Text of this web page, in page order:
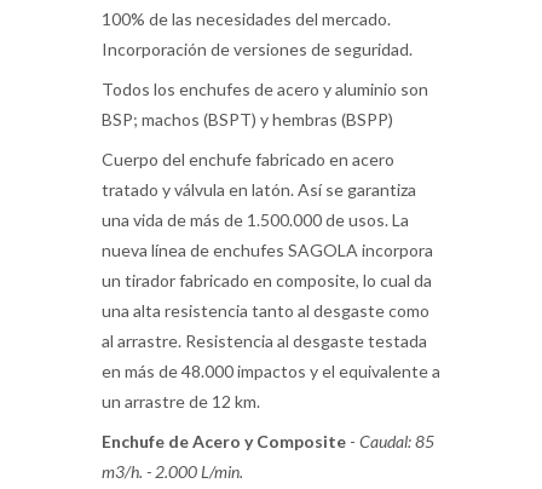
100% de las necesidades del mercado.
Incorporación de versiones de seguridad.
Todos los enchufes de acero y aluminio son
BSP; machos (BSPT) y hembras (BSPP)
Cuerpo del enchufe fabricado en acero
tratado y válvula en latón. Así se garantiza
una vida de más de 1.500.000 de usos. La
nueva línea de enchufes SAGOLA incorpora
un tirador fabricado en composite, lo cual da
una alta resistencia tanto al desgaste como
al arrastre. Resistencia al desgaste testada
en más de 48.000 impactos y el equivalente a
un arrastre de 12 km.
Enchufe de Acero y Composite - Caudal: 85
m3/h. - 2.000 L/min.